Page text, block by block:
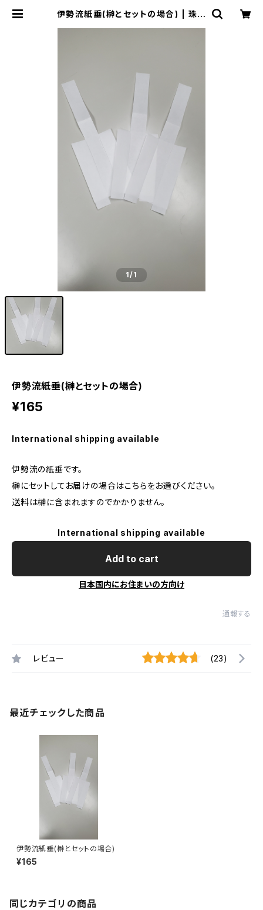
伊勢流紙垂(榊とセットの場合) | 珠榊
1/1
伊勢流紙垂(榊とセットの場合)
¥165
International shipping available
伊勢流の紙垂です。
榊にセットしてお届けの場合はこちらをお選びください。
送料は榊に含まれますのでかかりません。
International shipping available
Add to cart
日本国内にお住まいの方向け
通報する
レビュー (23)
最近チェックした商品
伊勢流紙垂(榊とセットの場合)
¥165
同じカテゴリの商品